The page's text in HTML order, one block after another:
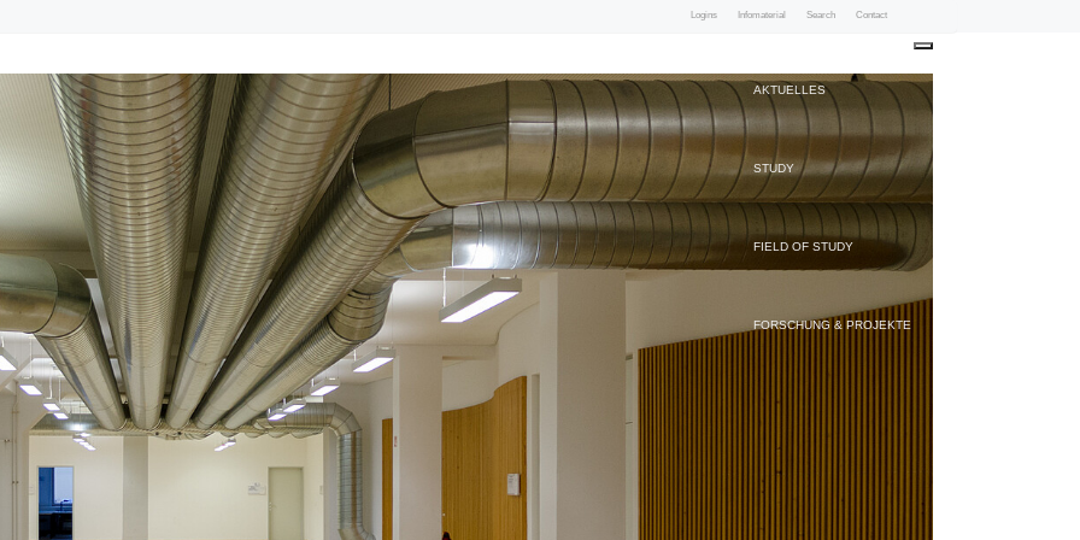
Logins Infomaterial Search Contact
Toggle
navigation
AKTUELLES
STUDY
FIELD OF STUDY
FORSCHUNG & PROJEKTE